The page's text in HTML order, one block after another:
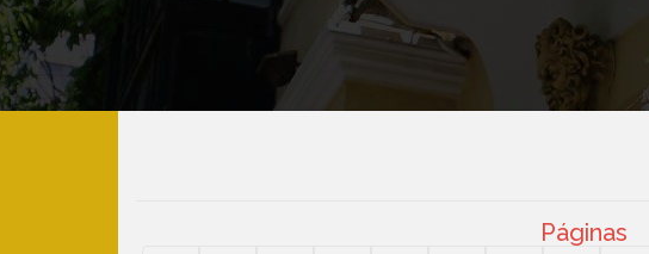
Páginas